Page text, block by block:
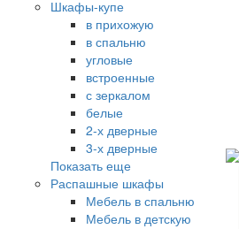
Шкафы-купе
в прихожую
в спальню
угловые
встроенные
с зеркалом
белые
2-х дверные
3-х дверные
Показать еще
Распашные шкафы
Мебель в спальню
Мебель в детскую